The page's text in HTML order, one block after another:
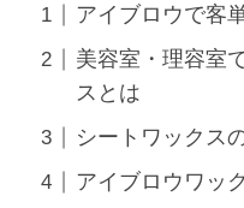
アイブロウで客
美容室・理容室
スとは
シートワックス
アイブロウワッ